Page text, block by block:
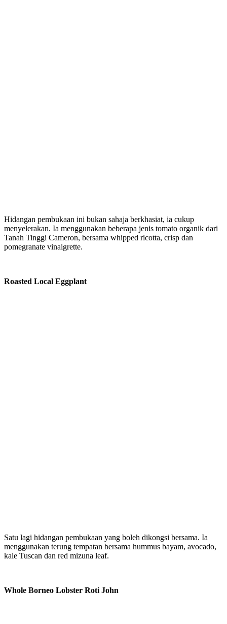
Hidangan pembukaan ini bukan sahaja berkhasiat, ia cukup
menyelerakan. Ia menggunakan beberapa jenis tomato organik dari
Tanah Tinggi Cameron, bersama whipped ricotta, crisp dan
pomegranate vinaigrette.
Roasted Local Eggplant
Satu lagi hidangan pembukaan yang boleh dikongsi bersama. Ia
menggunakan terung tempatan bersama hummus bayam, avocado,
kale Tuscan dan red mizuna leaf.
Whole Borneo Lobster Roti John